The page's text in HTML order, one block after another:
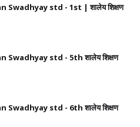
Swadhyay std - 1st | शालेय शिक्षण
Swadhyay std - 5th शालेय शिक्षण
Swadhyay std - 6th शालेय शिक्षण